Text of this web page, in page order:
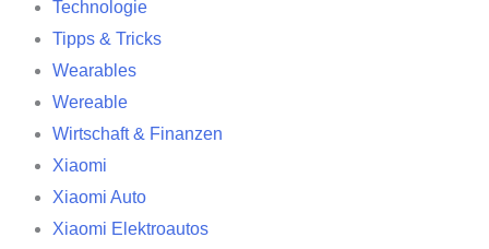
Technologie
Tipps & Tricks
Wearables
Wereable
Wirtschaft & Finanzen
Xiaomi
Xiaomi Auto
Xiaomi Elektroautos